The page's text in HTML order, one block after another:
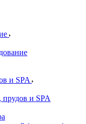
и SPA
и SPA